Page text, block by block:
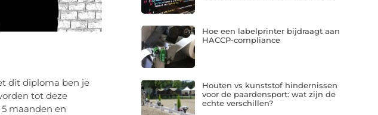
dit diploma ben je
tot deze
maanden en
Hoe een labelprinter bijdraagt aan
HACCP-compliance
Houten vs kunststof hindernissen
voor de paardensport: wat zijn de
echte verschillen?